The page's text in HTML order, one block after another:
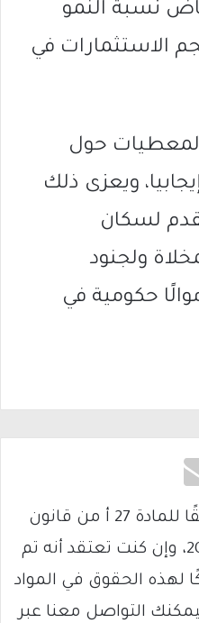
نسبة النمو
الاستثمارات في
حول
ويعزى ذلك
لسكان
ولجنود
حكومية في
يتم الاستخدام المواد وفقًا للمادة 27 أ من قانون
حقوق التأليف والنشر 2007، وإن كنت تعتقد أنه تم
لهذه الحقوق في المواد
التواصل معنا عبر